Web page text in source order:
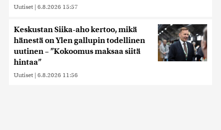
Uutiset | 6.8.2026 15:57
Keskustan Siika-aho kertoo, mikä
hänestä on Ylen gallupin todellinen
uutinen – ”Kokoomus maksaa siitä
hintaa”
Uutiset | 6.8.2026 11:56